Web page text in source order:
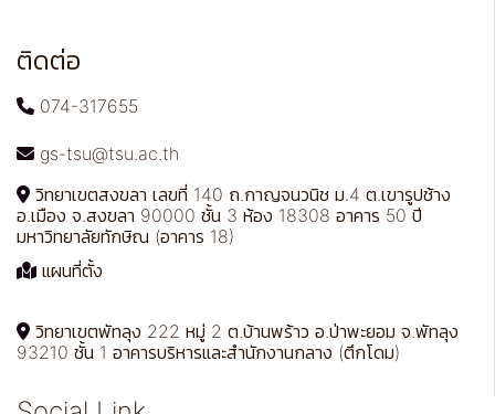
ติดต่อ
074-317655
gs-tsu@tsu.ac.th
วิทยาเขตสงขลา เลขที่ 140 ถ.กาญจนวนิช ม.4 ต.เขารูปช้าง
อ.เมือง จ.สงขลา 90000 ชั้น 3 ห้อง 18308 อาคาร 50 ปี
มหาวิทยาลัยทักษิณ (อาคาร 18)
แผนที่ตั้ง
วิทยาเขตพัทลุง 222 หมู่ 2 ต.บ้านพร้าว อ.ป่าพะยอม จ.พัทลุง
93210 ชั้น 1 อาคารบริหารและสำนักงานกลาง (ตึกโดม)